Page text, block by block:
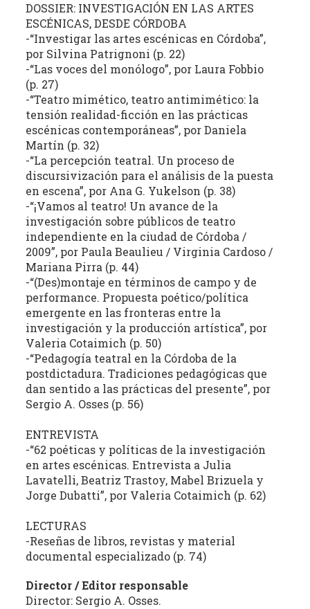
producción
independiente)
dedicadas
cultura,
literatura,
política,
artes
producción
intelectual
sus
distintas
manifestaciones.
DOSSIER: INVESTIGACIÓN EN LAS ARTES
ESCÉNICAS, DESDE CÓRDOBA
-“Investigar las artes escénicas en Córdoba”,
por Silvina Patrignoni (p. 22)
-“Las voces del monólogo”, por Laura Fobbio
(p. 27)
-“Teatro mimético, teatro antimimético: la
tensión realidad-ficción en las prácticas
escénicas contemporáneas”, por Daniela
Martín (p. 32)
-“La percepción teatral. Un proceso de
discursivización para el análisis de la puesta
en escena”, por Ana G. Yukelson (p. 38)
-“¡Vamos al teatro! Un avance de la
investigación sobre públicos de teatro
independiente en la ciudad de Córdoba /
2009”, por Paula Beaulieu / Virginia Cardoso /
Mariana Pirra (p. 44)
-“(Des)montaje en términos de campo y de
performance. Propuesta poético/política
emergente en las fronteras entre la
investigación y la producción artística”, por
Valeria Cotaimich (p. 50)
-“Pedagogía teatral en la Córdoba de la
postdictadura. Tradiciones pedagógicas que
dan sentido a las prácticas del presente”, por
Sergio A. Osses (p. 56)
ENTREVISTA
-“62 poéticas y políticas de la investigación
en artes escénicas. Entrevista a Julia
Lavatelli, Beatriz Trastoy, Mabel Brizuela y
Jorge Dubatti”, por Valeria Cotaimich (p. 62)
LECTURAS
-Reseñas de libros, revistas y material
documental especializado (p. 74)
Director / Editor responsable
Director: Sergio A. Osses.